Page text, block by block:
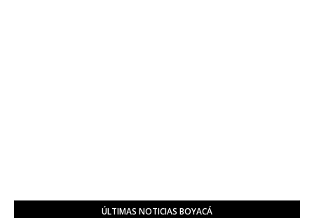
ÚLTIMAS NOTICIAS BOYACÁ